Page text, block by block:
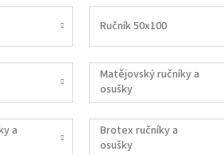
Ručník 50x100
Matějovský ručníky a
osušky
a
Brotex ručníky a
osušky